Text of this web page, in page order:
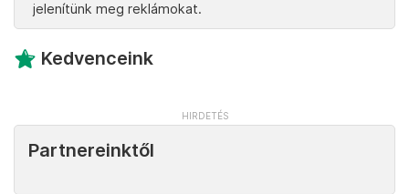
jelenítünk meg reklámokat.
Kedvenceink
Partnereinktől